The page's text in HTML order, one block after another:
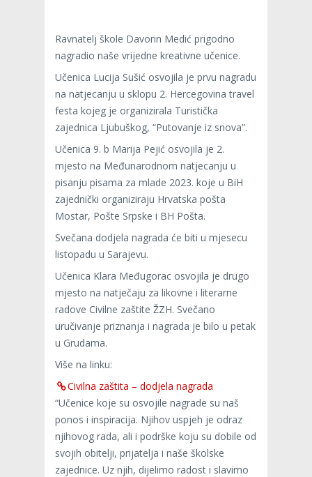
Ravnatelj škole Davorin Medić prigodno
nagradio naše vrijedne kreativne učenice.
Učenica Lucija Sušić osvojila je prvu nagradu
na natjecanju u sklopu 2. Hercegovina travel
festa kojeg je organizirala Turistička
zajednica Ljubuškog, “Putovanje iz snova”.
Učenica 9. b Marija Pejić osvojila je 2.
mjesto na Međunarodnom natjecanju u
pisanju pisama za mlade 2023. koje u BiH
zajednički organiziraju Hrvatska pošta
Mostar, Pošte Srpske i BH Pošta.
Svečana dodjela nagrada će biti u mjesecu
listopadu u Sarajevu.
Učenica Klara Međugorac osvojila je drugo
mjesto na natječaju za likovne i literarne
radove Civilne zaštite ŽZH. Svečano
uručivanje priznanja i nagrada je bilo u petak
u Grudama.
​​​​​​​Više na linku:
Civilna zaštita – dodjela nagrada
“Učenice koje su osvojile nagrade su naš
ponos i inspiracija. Njihov uspjeh je odraz
njihovog rada, ali i podrške koju su dobile od
svojih obitelji, prijatelja i naše školske
zajednice. Uz njih, dijelimo radost i slavimo